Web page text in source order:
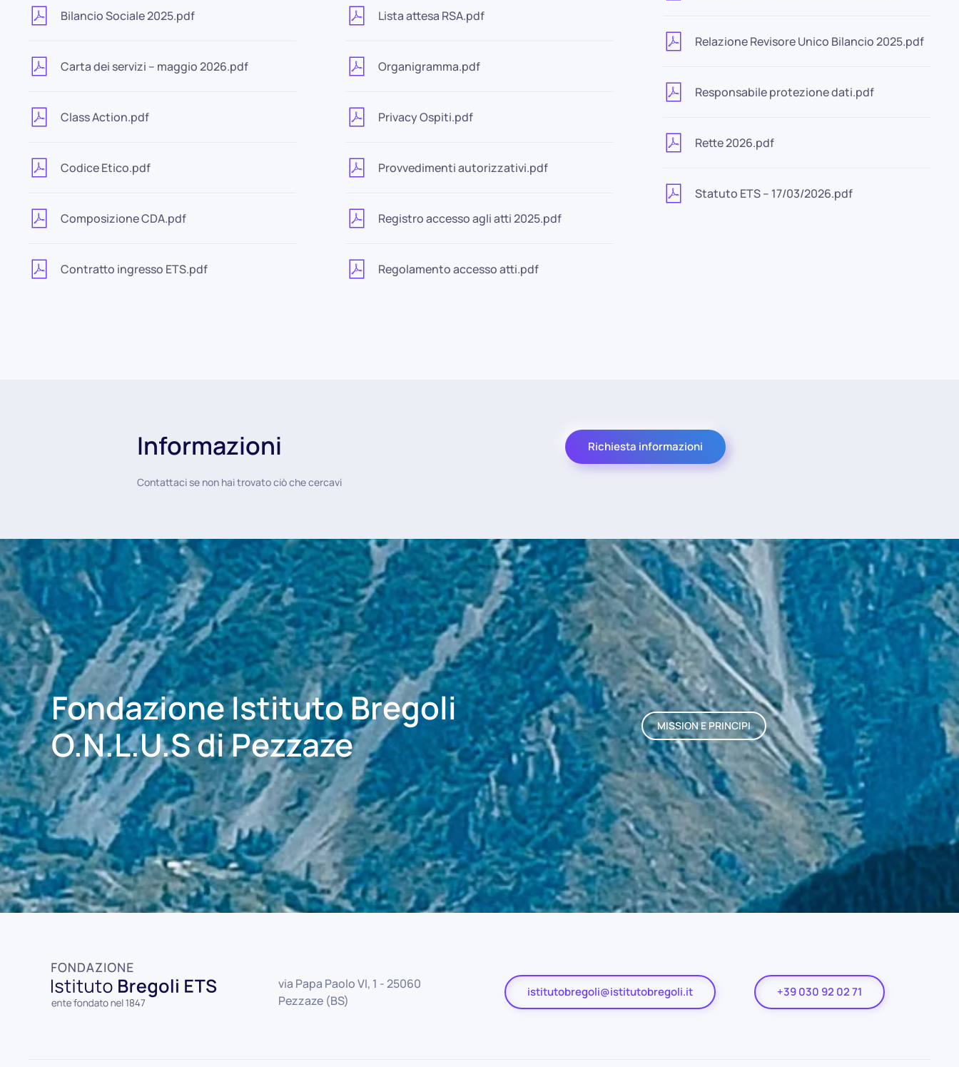
Bilancio Sociale 2025.pdf
Carta dei servizi – maggio 2026.pdf
Class Action.pdf
Codice Etico.pdf
Composizione CDA.pdf
Contratto ingresso ETS.pdf
Lista attesa RSA.pdf
Organigramma.pdf
Privacy Ospiti.pdf
Provvedimenti autorizzativi.pdf
Registro accesso agli atti 2025.pdf
Regolamento accesso atti.pdf
Relazione Revisore Unico Bilancio 2025.pdf
Responsabile protezione dati.pdf
Rette 2026.pdf
Statuto ETS – 17/03/2026.pdf
Informazioni
Contattaci se non hai trovato ciò che cercavi
Richiesta informazioni
Fondazione Istituto Bregoli
O.N.L.U.S di Pezzaze
MISSION E PRINCIPI
via Papa Paolo VI, 1 - 25060
Pezzaze (BS)
istitutobregoli@istitutobregoli.it +39 030 92 02 71